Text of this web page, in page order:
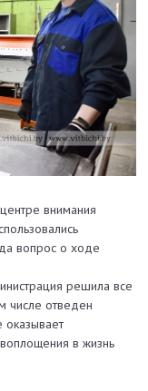
внимания
вопрос о ходе
решила все
числе отведен
оказывает
в жизнь